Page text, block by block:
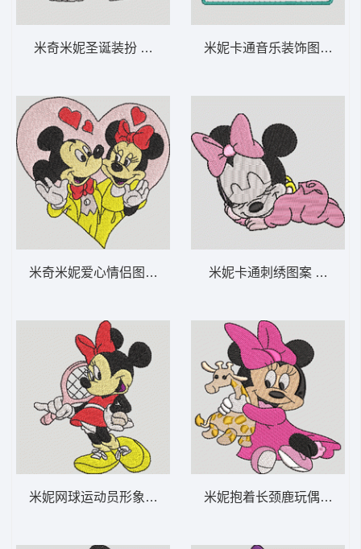
米奇米妮圣诞装扮 米奇和米妮的圣诞节-DST
米奇米妮爱心情侣图案 米奇和米妮之心-DST
米妮网球运动员形象 米妮 40-DST格式
米妮卡通音乐装饰图案 米
米妮卡通刺绣图案 米妮
米妮抱着长颈鹿玩偶 米妮